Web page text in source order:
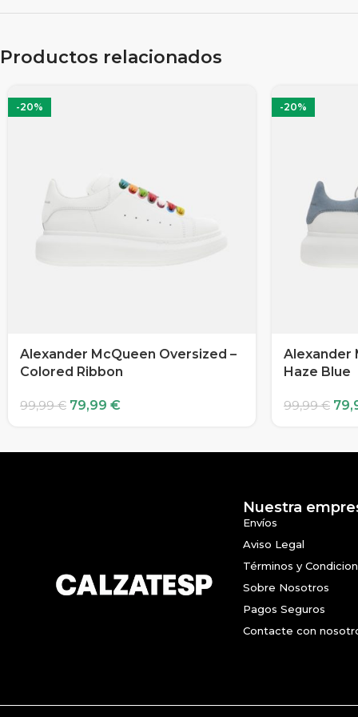
Productos relacionados
-20%
Alexander McQueen Oversized –
Colored Ribbon
99,99€ 79,99 €
-20%
Alexander
Haze Blue
99,99€
Nuestra
Envíos
Aviso Legal
Términos y
Sobre Nosotros
Pagos Seguros
Contacte con